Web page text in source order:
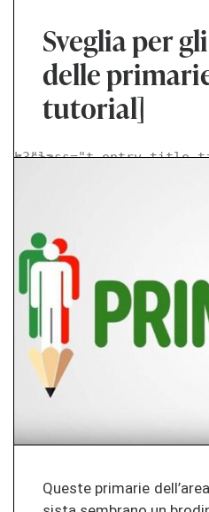
Sveglia per
delle
tutorial]
< class="t-entry-title title-giornale-before h3">>
Ques­te pri­ma­rie